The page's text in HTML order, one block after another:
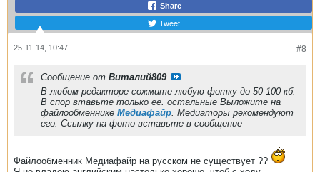
Share
Tweet
#8
25-11-14, 10:47
Сообщение от Виталий809
В любом редакторе сожмите любую фотку до 50-100 кб.
В спор втавьте только ее. остальные Выложите на
файлообменнике Медиафайр . Медиаторы рекомендуют
его. Ссылку на фото вставьте в сообщение
Файлообменник Медиафайр на русском не существует ??